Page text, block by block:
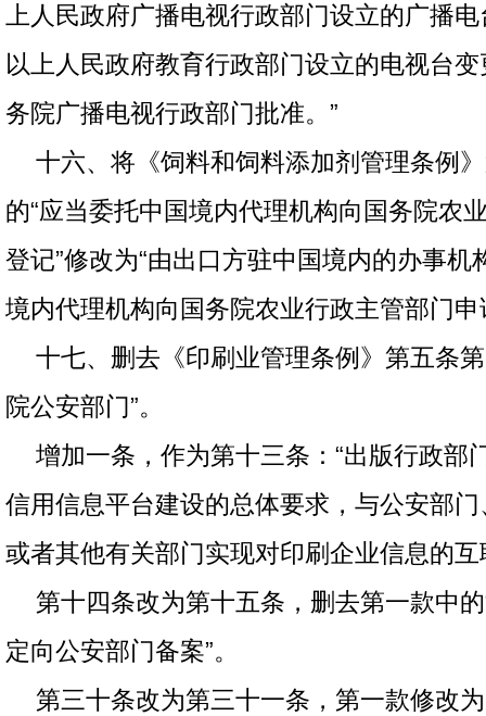
上人民政府广播电视行政部门设立的广播
以上人民政府教育行政部门设立的电视台
务院广播电视行政部门批准。”
十六、将《饲料和饲料添加剂管理条例
的“应当委托中国境内代理机构向国务院农
登记”修改为“由出口方驻中国境内的办事机
境内代理机构向国务院农业行政主管部门申
十七、删去《印刷业管理条例》第五条
院公安部门”。
增加一条，作为第十三条：“出版行政部
信用信息平台建设的总体要求，与公安部
或者其他有关部门实现对印刷企业信息的互
第十四条改为第十五条，删去第一款中
定向公安部门备案”。
第三十条改为第三十一条，第一款修改